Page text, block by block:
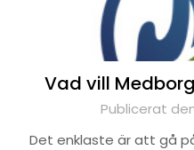
Vad vill
Publicerat
Det enklaste är att gå